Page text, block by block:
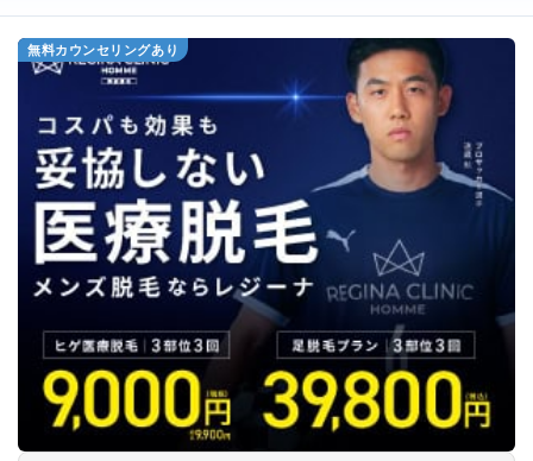
無料カウンセリングあり